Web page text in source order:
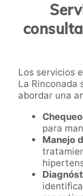
Los servicios
La Rinconada
abordar una
para
Manejo